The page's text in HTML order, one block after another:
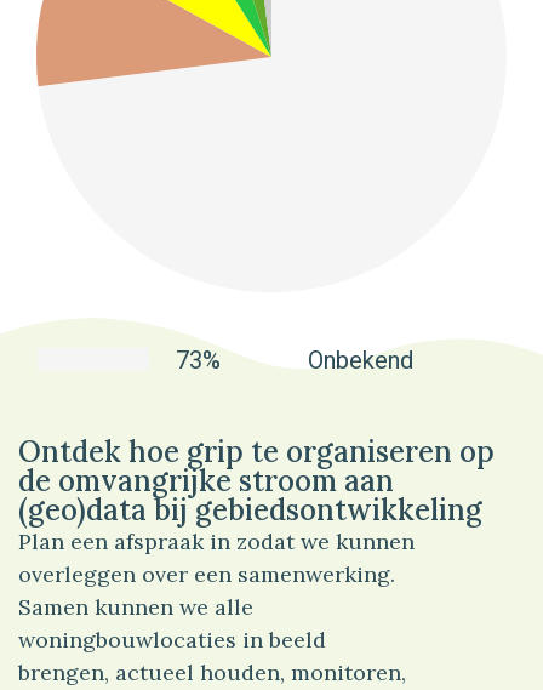
73% Onbekend
Ontdek hoe grip te organiseren op
de omvangrijke stroom aan
(geo)data bij gebiedsontwikkeling
Plan een afspraak in zodat we kunnen
overleggen over een samenwerking.
Samen kunnen we alle
woningbouwlocaties in beeld
brengen, actueel houden, monitoren,